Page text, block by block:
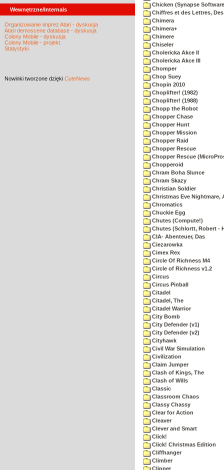
Wewnętrzne/Internals
Organizowanie imprez Atari - dyskusja
Atari demoscene database - dyskusja
Colony Mobile - dyskusja
Colony Mobile - projekt
Statystyki
Nowinki tworzone dzięki CuteNews
Chicken (Synapse
Chiffres et des Lettres, Des
Chimera
Chimera+
Chimere
Chiseler
Cholericka Akce II
Cholericka Akce III
Chomper
Chop Suey
Chopin 2010
Choplifter! (1982)
Choplifter! (1988)
Chopp the Robot
Chopper Chase
Chopper Hunt
Chopper Mission
Chopper Raid
Chopper Rescue
Chopper Rescue
Chopperoid
Chram Boha Slunce
Chram Skazy
Christian Soldier
Christmas Eve Nightmare,
Chromatics
Chuckie Egg
Chutes (Compute!)
Chutes (Schlortt, Robert -
CIA- Abenteuer, Das
Ciezarowka
Cimex Rex
Circle Of Richness M4
Circle of Richness v1.2
Circus
Circus Pinball
Citadel
Citadel, The
Citadel Warrior
City Bomb
City Defender (v1)
City Defender (v2)
Cityhawk
Civil War Simulation
Civilization
Claim Jumper
Clash of Kings, The
Clash of Wills
Classic
Classroom Chaos
Classy Chassy
Clear for Action
Cleaver
Clever and Smart
Click!
Click! Christmas Edition
Cliffhanger
Climber
Clipper